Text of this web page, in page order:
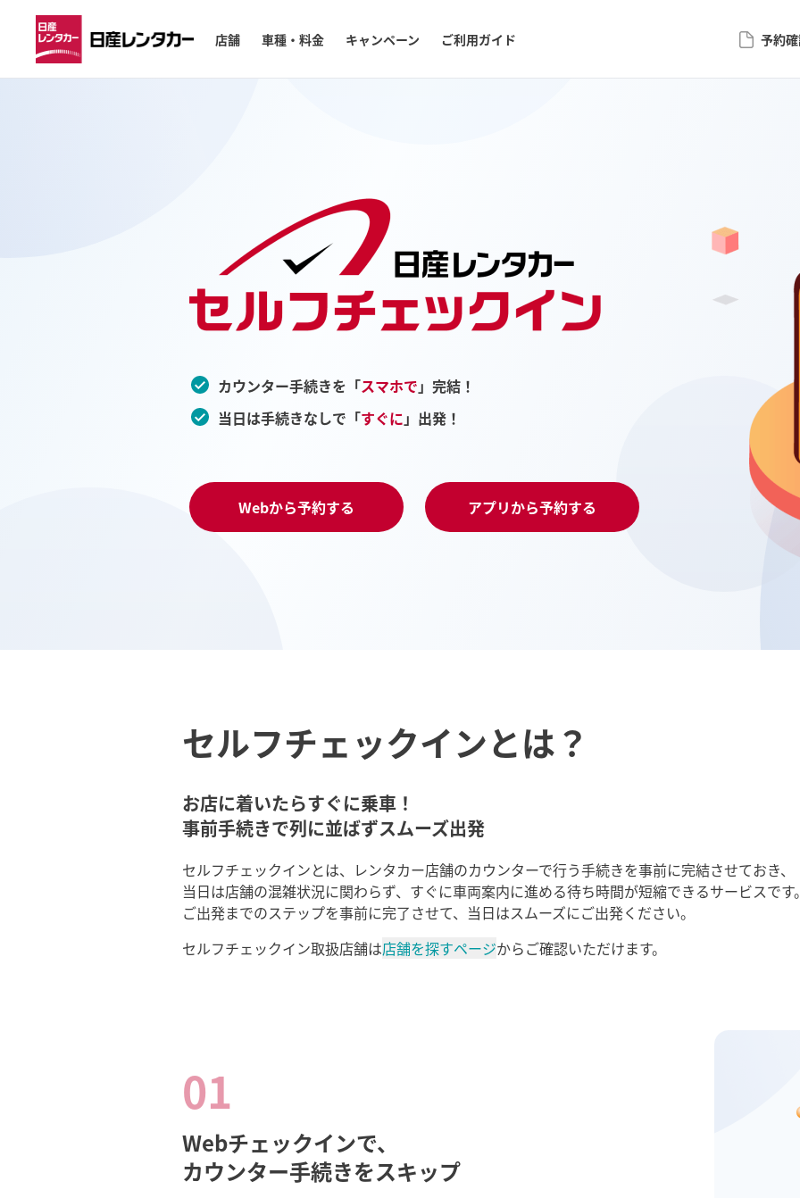
店舗 車種・料金 キャンペーン ご利用ガイド 予約
カウンター手続きを「スマホで」完結！
当日は手続きなしで「すぐに」出発！
Webから予約する アプリから予約する
セルフチェックインとは？
お店に着いたらすぐに乗車！
事前手続きで列に並ばずスムーズ出発
セルフチェックインとは、レンタカー店舗のカウンターで行う手続きを事前に完結させておき、
当日は店舗の混雑状況に関わらず、すぐに車両案内に進める待ち時間が短縮できるサービスです
ご出発までのステップを事前に完了させて、当日はスムーズにご出発ください。
セルフチェックイン取扱店舗は店舗を探すページからご確認いただけます。
01
Webチェックインで、
カウンター手続きをスキップ